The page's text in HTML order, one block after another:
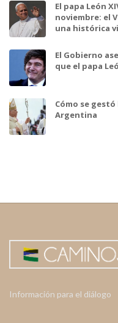
El papa León
noviembre: el
una histórica
El Gobierno
que el papa
Cómo se
Argentina
Información para el diálogo